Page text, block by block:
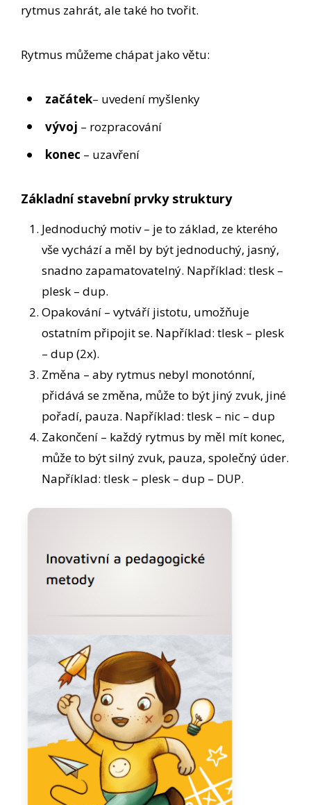
rytmus zahrát, ale také ho tvořit.
Rytmus můžeme chápat jako větu:
začátek– uvedení myšlenky
vývoj – rozpracování
konec – uzavření
Základní stavební prvky struktury
Jednoduchý motiv – je to základ, ze kterého
vše vychází a měl by být jednoduchý, jasný,
snadno zapamatovatelný. Například: tlesk –
plesk – dup.
Opakování – vytváří jistotu, umožňuje
ostatním připojit se. Například: tlesk – plesk
– dup (2x).
Změna – aby rytmus nebyl monotónní,
přidává se změna, může to být jiný zvuk, jiné
pořadí, pauza. Například: tlesk – nic – dup
Zakončení – každý rytmus by měl mít konec,
může to být silný zvuk, pauza, společný úder.
Například: tlesk – plesk – dup – DUP.